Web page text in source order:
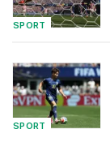
SPORT
SPORT